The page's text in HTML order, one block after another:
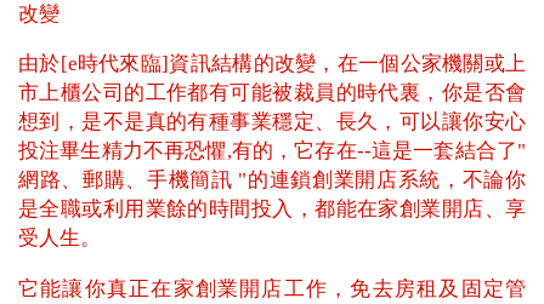
改變
由於[e時代來臨]資訊結構的改變，在一個公家機關或上
市上櫃公司的工作都有可能被裁員的時代裏，你是否會
想到，是不是真的有種事業穩定、長久，可以讓你安心
投注畢生精力不再恐懼,有的，它存在--這是一套結合了"
網路、郵購、手機簡訊 "的連鎖創業開店系統，不論你
是全職或利用業餘的時間投入，都能在家創業開店、享
受人生。
它能讓你真正在家創業開店工作，免去房租及固定管